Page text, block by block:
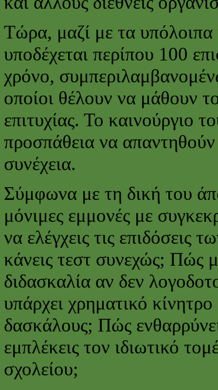
Τώρα, μαζί με τα
υποδέχεται περίπου 100
χρόνο,
οποίοι θέλουν να μάθουν
επιτυχίας. Το καινούργιο
προσπάθεια να απαντηθούν
συνέχεια.
Σύμφωνα με τη δική του
μόνιμες εμμονές με
να ελέγχεις τις επιδόσεις
κάνεις τεστ συνεχώς; Πώς
διδασκαλία αν δεν
υπάρχει χρηματικό
δασκάλους; Πώς
εμπλέκεις τον ιδιωτικό
σχολείου;